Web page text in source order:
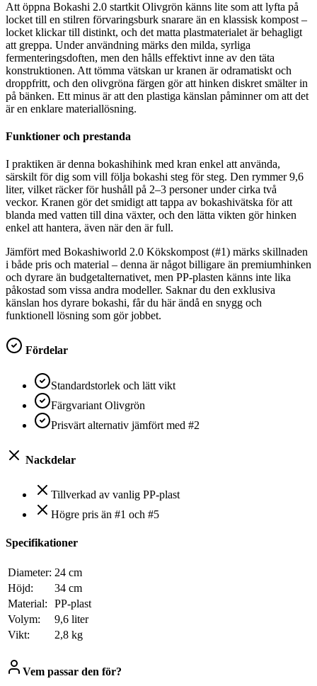
Att öppna Bokashi 2.0 startkit Olivgrön känns lite som att lyfta på
locket till en stilren förvaringsburk snarare än en klassisk kompost –
locket klickar till distinkt, och det matta plastmaterialet är behagligt
att greppa. Under användning märks den milda, syrliga
fermenteringsdoften, men den hålls effektivt inne av den täta
konstruktionen. Att tömma vätskan ur kranen är odramatiskt och
droppfritt, och den olivgröna färgen gör att hinken diskret smälter in
på bänken. Ett minus är att den plastiga känslan påminner om att det
är en enklare materiallösning.
Funktioner och prestanda
I praktiken är denna bokashihink med kran enkel att använda,
särskilt för dig som vill följa bokashi steg för steg. Den rymmer 9,6
liter, vilket räcker för hushåll på 2–3 personer under cirka två
veckor. Kranen gör det smidigt att tappa av bokashivätska för att
blanda med vatten till dina växter, och den lätta vikten gör hinken
enkel att hantera, även när den är full.
Jämfört med Bokashiworld 2.0 Kökskompost (#1) märks skillnaden
i både pris och material – denna är något billigare än premiumhinken
och dyrare än budgetalternativet, men PP-plasten känns inte lika
påkostad som vissa andra modeller. Saknar du den exklusiva
känslan hos dyrare bokashi, får du här ändå en snygg och
funktionell lösning som gör jobbet.
Fördelar
Standardstorlek och lätt vikt
Färgvariant Olivgrön
Prisvärt alternativ jämfört med #2
Nackdelar
Tillverkad av vanlig PP-plast
Högre pris än #1 och #5
Specifikationer
Diameter: 24 cm
Höjd:
34 cm
Material:
PP-plast
Volym:
9,6 liter
Vikt:
2,8 kg
Vem passar den för?